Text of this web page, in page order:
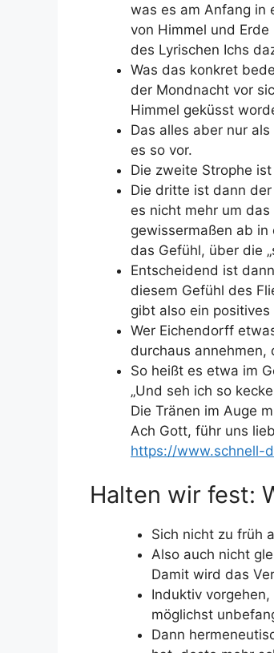
was es am Anfang in
von Himmel und
des Lyrischen Ichs
Was das konkret
der Mondnacht vor
Himmel geküsst
Das alles aber nur
es so vor.
Die zweite Strophe
Die dritte ist dann
es nicht mehr um
gewissermaßen ab
das Gefühl, über die
Entscheidend ist
diesem Gefühl des
gibt also ein
Wer Eichendorff
durchaus annehmen,
So heißt es etwa im
„Und seh ich so
Die Tränen im Auge
Ach Gott, führ uns
https://www.schnell-
Halten wir fest:
Sich nicht zu früh
Also auch nicht
Damit wird das
Induktiv
möglichst
Dann